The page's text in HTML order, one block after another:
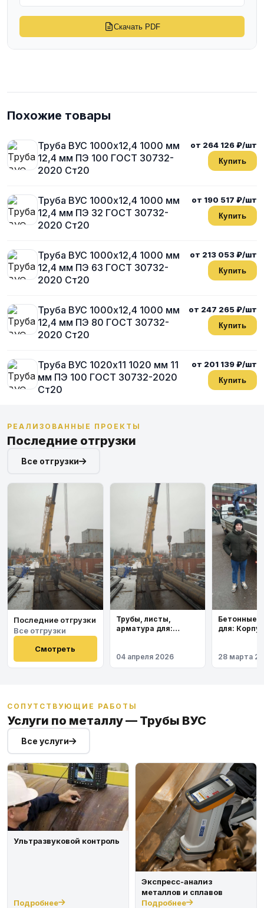
Скачать PDF
Похожие товары
Труба ВУС 1000х12,4 1000 мм
12,4 мм ПЭ 100 ГОСТ 30732-
2020 Ст20
от 264 126 ₽/шт
Купить
Труба ВУС 1000х12,4 1000 мм
12,4 мм ПЭ 32 ГОСТ 30732-
2020 Ст20
от 190 517 ₽/шт
Купить
Труба ВУС 1000х12,4 1000 мм
12,4 мм ПЭ 63 ГОСТ 30732-
2020 Ст20
от 213 053 ₽/шт
Купить
Труба ВУС 1000х12,4 1000 мм
12,4 мм ПЭ 80 ГОСТ 30732-
2020 Ст20
от 247 265 ₽/шт
Купить
Труба ВУС 1020х11 1020 мм 11
мм ПЭ 100 ГОСТ 30732-2020
Ст20
от 201 139 ₽/шт
Купить
РЕАЛИЗОВАННЫЕ ПРОЕКТЫ
Последние отгрузки
Все отгрузки
Последние отгрузки
Все отгрузки
Смотреть
Трубы, листы,
арматура для:
04 апреля 2026
Бетонные
для:
28 марта
СОПУТСТВУЮЩИЕ РАБОТЫ
Услуги по металлу — Трубы ВУС
Все услуги
Ультразвуковой контроль
Подробнее
Экспресс-анализ
металлов и сплавов
Подробнее